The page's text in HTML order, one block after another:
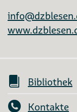
Bibliothek
Kontakte